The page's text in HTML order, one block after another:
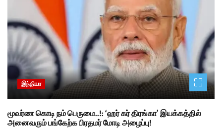
இந்தியா
மூவர்ண கொடி நம் பெருமை..!: ‘ஹர் கர் திரங்கா’ இயக்கத்தில்
அனைவரும் பங்கேற்க பிரதமர் மோடி அழைப்பு!